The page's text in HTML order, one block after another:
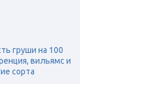
груши на 100
вильямс и
сорта